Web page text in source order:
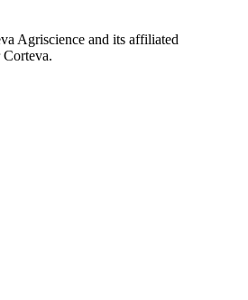
Agriscience and its affiliated